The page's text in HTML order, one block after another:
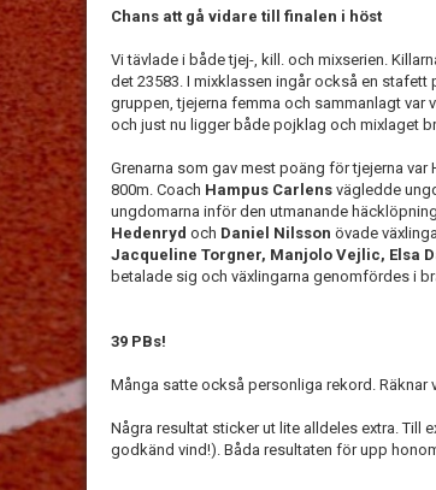
Chans att gå vidare till finalen i höst
Vi tävlade i både tjej-, kill. och mixserien.
det 23583. I mixklassen ingår också en
gruppen, tjejerna femma och sammanlagt var
och just nu ligger både pojklag och mixlaget
Grenarna som gav mest poäng för tjejerna
800m. Coach Hampus Carlens vägledde
ungdomarna inför den utmanande
Hedenryd och Daniel Nilsson övade
Jacqueline Torgner, Manjolo Vejlic, Elsa
betalade sig och växlingarna genomfördes i
39 PBs!
Många satte också personliga rekord. Räknar
Några resultat sticker ut lite alldeles extra. Till
godkänd vind!). Båda resultaten för upp